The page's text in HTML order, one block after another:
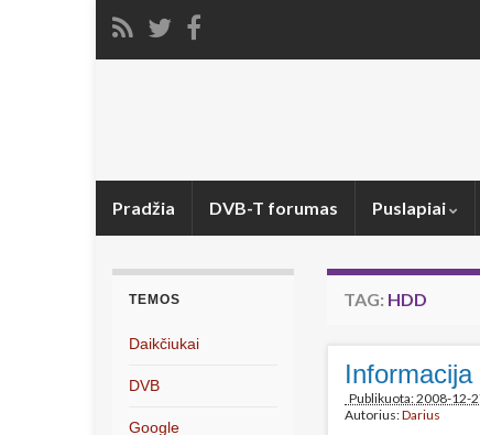
Pradžia DVB-T forumas Puslapiai
TAG: HDD
Publikuota: 2008-12-
Autorius:Darius
TEMOS
Daikčiukai
DVB
Google